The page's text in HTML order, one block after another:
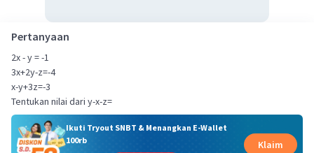
Pertanyaan
2x - y = -1
3x+2y-z=-4
x-y+3z=-3
Tentukan nilai dari y-x-z=
Ikuti Tryout SNBT & Menangkan E-Wallet
100rb
Klaim